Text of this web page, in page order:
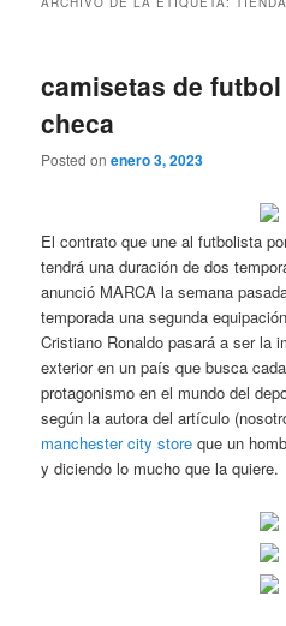
camisetas de
checa
Posted onenero 3, 2023
El contrato que une al futbolista
tendrá una duración de dos
anunció MARCA la semana
temporada una segunda
Cristiano Ronaldo pasará a ser la
exterior en un país que busca
protagonismo en el mundo del
según la autora del artículo
manchester city store que un
y diciendo lo mucho que la quiere.